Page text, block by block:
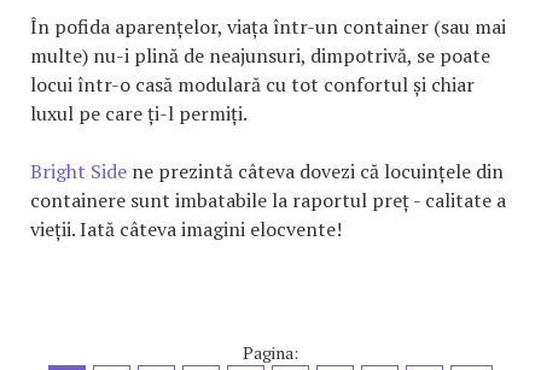
În pofida aparențelor, viața într-un container (sau mai
multe) nu-i plină de neajunsuri, dimpotrivă, se poate
locui într-o casă modulară cu tot confortul și chiar
luxul pe care ți-l permiți.
Bright Side ne prezintă câteva dovezi că locuințele din
containere sunt imbatabile la raportul preț - calitate a
vieții. Iată câteva imagini elocvente!
Pagina: